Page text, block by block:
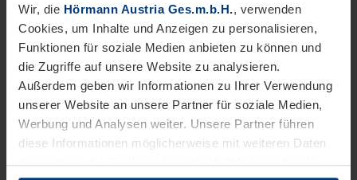
Wir, die Hörmann Austria Ges.m.b.H., verwenden
Cookies, um Inhalte und Anzeigen zu personalisieren,
Funktionen für soziale Medien anbieten zu können und
die Zugriffe auf unsere Website zu analysieren.
Außerdem geben wir Informationen zu Ihrer Verwendung
unserer Website an unsere Partner für soziale Medien,
Werbung und Analysen weiter. Unsere Partner führen
diese Informationen möglicherweise mit weiteren Daten
zusammen, die Sie ihnen bereitgestellt haben oder die